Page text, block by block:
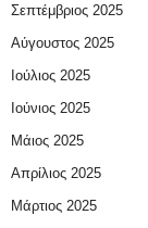
Σεπτέμβριος 2025
Αύγουστος 2025
Ιούλιος 2025
Ιούνιος 2025
Μάιος 2025
Απρίλιος 2025
Μάρτιος 2025